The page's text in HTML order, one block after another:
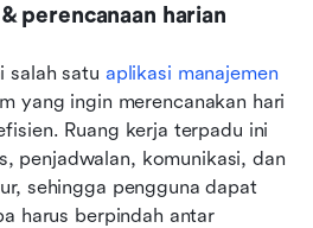
perencanaan harian
salah satu aplikasi manajemen
yang ingin merencanakan hari
Ruang kerja terpadu ini
penjadwalan, komunikasi, dan
sehingga pengguna dapat
harus berpindah antar